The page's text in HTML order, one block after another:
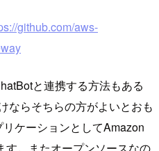
github.com/aws-
と連携する方法もある
ならそちらの方がよいとおも
ケーションとしてAmazon
す。またオープンソースなの